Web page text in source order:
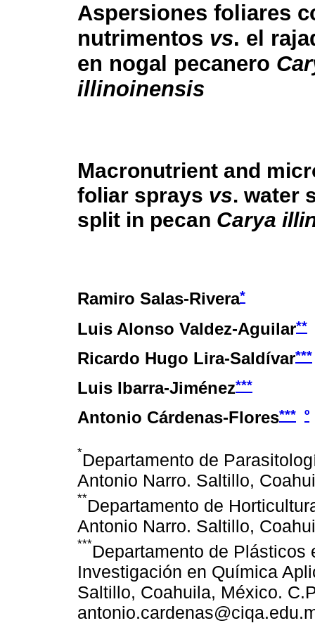
Aspersiones foliares
nutrimentos vs. el
en nogal pecanero
illinoinensis
Macronutrient and
foliar sprays vs. water
split in pecan Carya
Ramiro Salas-Rivera*
Luis Alonso Valdez-Aguilar**
Ricardo Hugo Lira-Saldívar***
Luis Ibarra-Jiménez***
Antonio Cárdenas-Flores*** º
*Departamento de
Antonio Narro. Saltillo,
**Departamento de
Antonio Narro. Saltillo,
***Departamento de Plásticos
Investigación en Química
Saltillo, Coahuila, México.